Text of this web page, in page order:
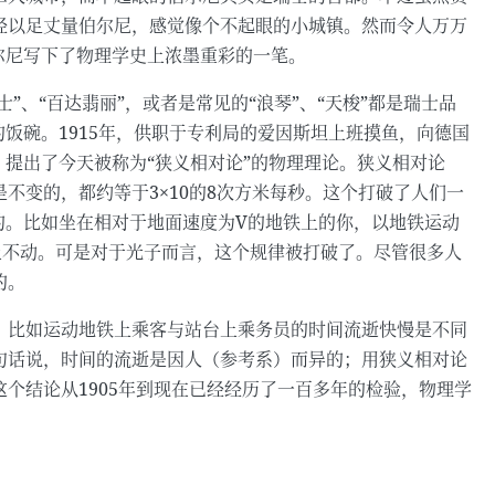
足丈量伯尔尼，感觉像个不起眼的小城镇。然而令人万万
写下了物理学史上浓墨重彩的一笔。
、“百达翡丽”，或者是常见的“浪琴”、“天梭”都是瑞士品
碗。1915年，供职于专利局的爱因斯坦上班摸鱼，向德国
出了今天被称为“狭义相对论”的物理理论。狭义相对论
变的，都约等于3×10的8次方米每秒。这个打破了人们一
比如坐在相对于地面速度为V的地铁上的你，以地铁运动
动。可是对于光子而言，这个规律被打破了。尽管很多人
如运动地铁上乘客与站台上乘务员的时间流逝快慢是不同
说，时间的流逝是因人（参考系）而异的；用狭义相对论
结论从1905年到现在已经经历了一百多年的检验，物理学